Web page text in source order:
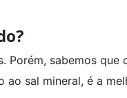
Porém, sabemos
sal mineral, é a